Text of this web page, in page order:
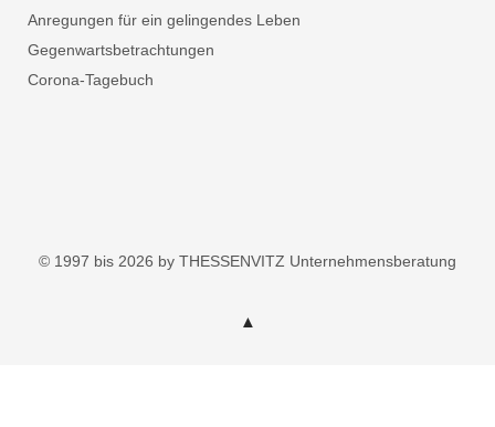
Anregungen für ein gelingendes Leben
Gegenwartsbetrachtungen
Corona-Tagebuch
© 1997 bis 2026 by THESSENVITZ Unternehmensberatung